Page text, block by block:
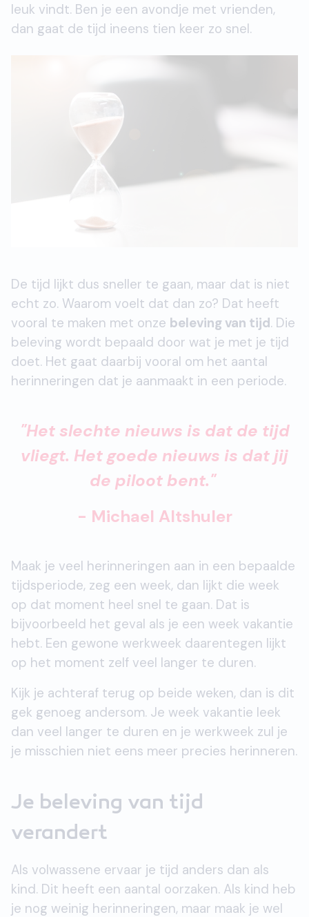
leuk vindt. Ben je een avondje met vrienden,
dan gaat de tijd ineens tien keer zo snel.
De tijd lijkt dus sneller te gaan, maar dat is niet
echt zo. Waarom voelt dat dan zo? Dat heeft
vooral te maken met onze beleving van tijd. Die
beleving wordt bepaald door wat je met je tijd
doet. Het gaat daarbij vooral om het aantal
herinneringen dat je aanmaakt in een periode.
"Het slechte nieuws is dat de tijd
vliegt. Het goede nieuws is dat jij
de piloot bent."
- Michael Altshuler
Maak je veel herinneringen aan in een bepaalde
tijdsperiode, zeg een week, dan lijkt die week
op dat moment heel snel te gaan. Dat is
bijvoorbeeld het geval als je een week vakantie
hebt. Een gewone werkweek daarentegen lijkt
op het moment zelf veel langer te duren.
Kijk je achteraf terug op beide weken, dan is dit
gek genoeg andersom. Je week vakantie leek
dan veel langer te duren en je werkweek zul je
je misschien niet eens meer precies herinneren.
Je beleving van tijd
verandert
Als volwassene ervaar je tijd anders dan als
kind. Dit heeft een aantal oorzaken. Als kind heb
je nog weinig herinneringen, maar maak je wel